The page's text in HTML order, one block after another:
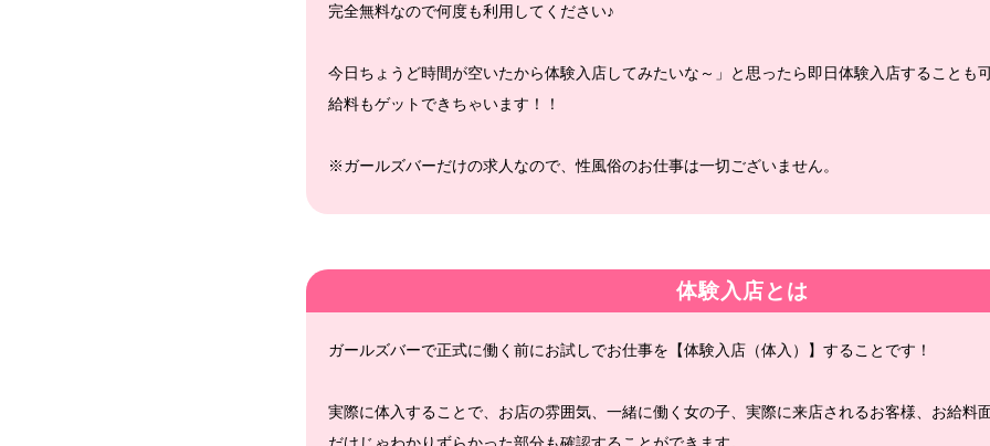
完全無料なので何度も利用してください♪
今日ちょうど時間が空いたから体験入店してみたいな～」と思ったら即日体験入店することも
給料もゲットできちゃいます！！
※ガールズバーだけの求人なので、性風俗のお仕事は一切ございません。
体験入店とは
ガールズバーで正式に働く前にお試しでお仕事を【体験入店（体入）】することです！
実際に体入することで、お店の雰囲気、一緒に働く女の子、実際に来店されるお客様、お給料